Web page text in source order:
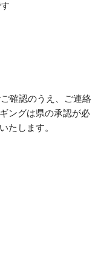
確認のうえ、ご連絡
ングは県の承認が必
たします。